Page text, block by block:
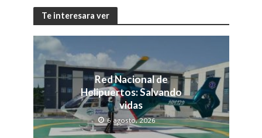
Te interesara ver
Red Nacional de
Helipuertos: Salvando
vidas
6 agosto, 2026